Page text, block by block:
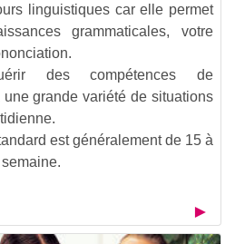
linguistiques car elle permet
grammaticales, votre
des compétences de
grande variété de situations
est généralement de 15 à